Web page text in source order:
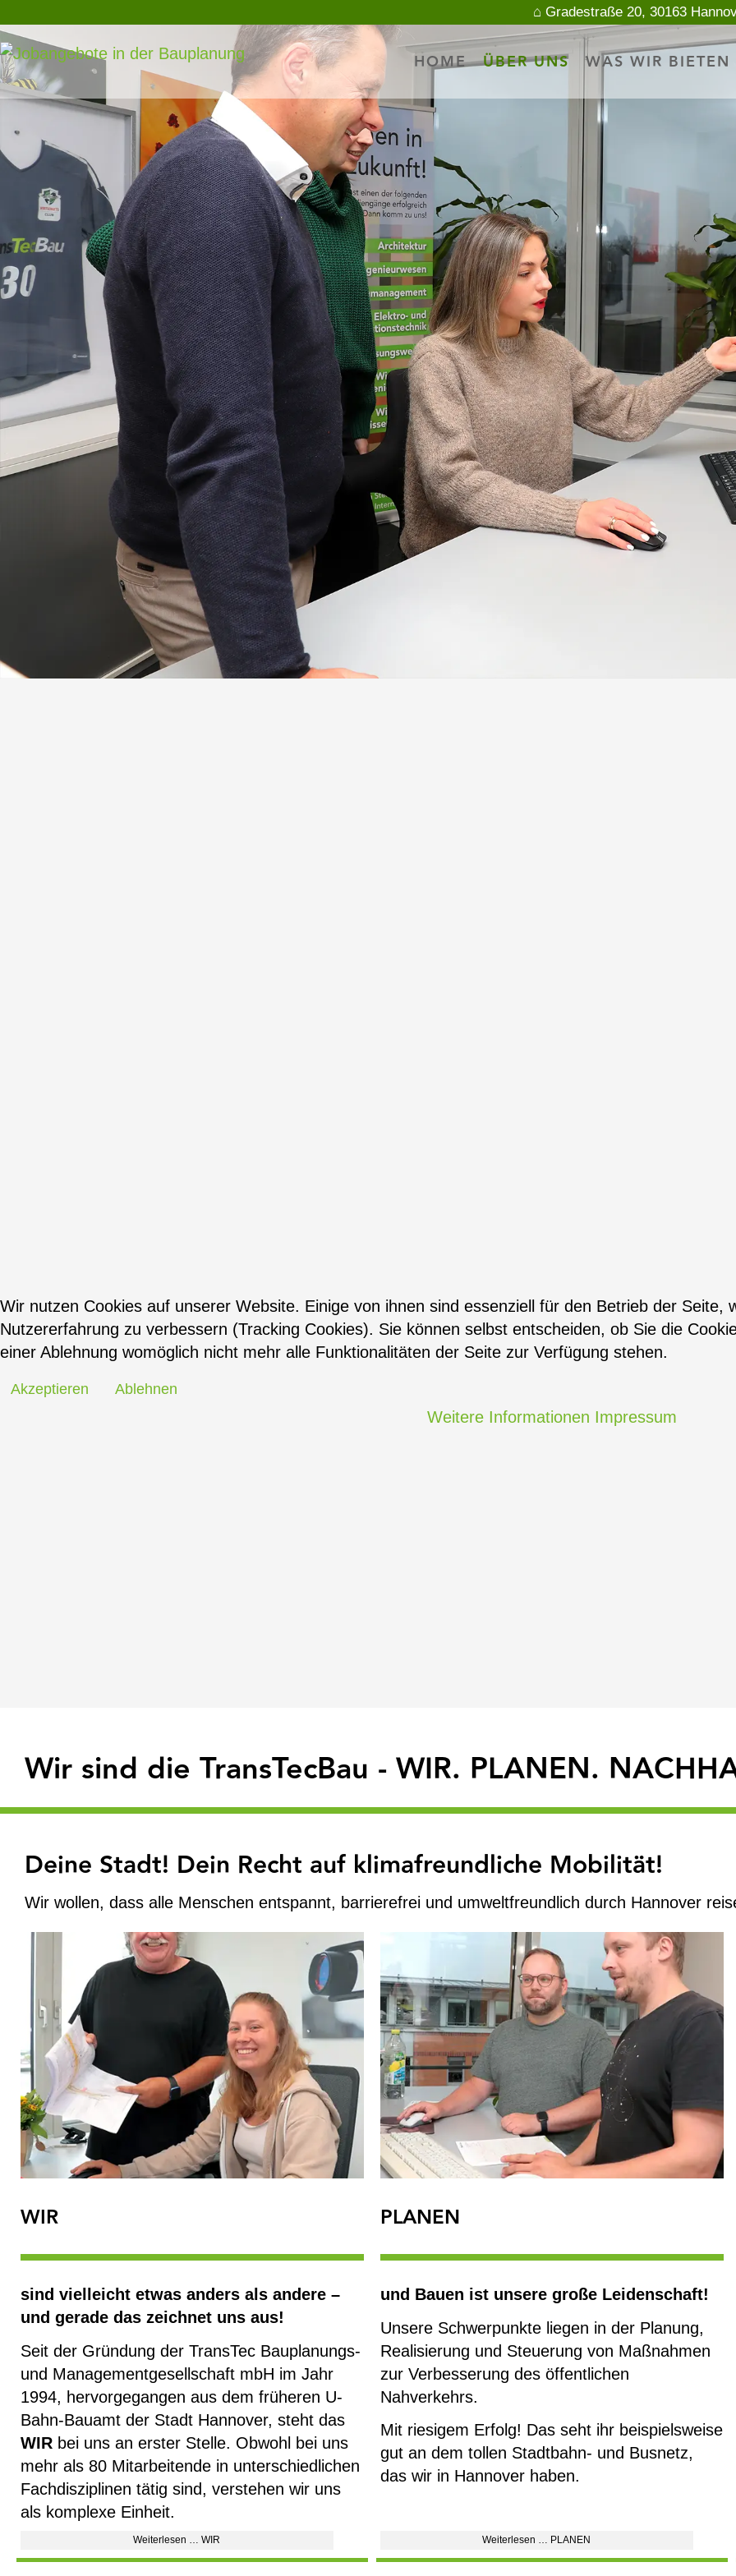
⌂ Gradestraße 20, 30163
HOME ÜBER UNS WAS WIR BIETEN
Wir sind die TransTecBau - WIR. PLANEN.
Deine Stadt! Dein Recht auf klimafreundliche Mobilität!
Wir wollen, dass alle Menschen entspannt, barrierefrei und umweltfreundlich durch Hannover
WIR
sind vielleicht etwas anders als andere –
und gerade das zeichnet uns aus!
Seit der Gründung der TransTec Bauplanungs-
und Managementgesellschaft mbH im Jahr
1994, hervorgegangen aus dem früheren U-
Bahn-Bauamt der Stadt Hannover, steht das
WIR bei uns an erster Stelle. Obwohl bei uns
mehr als 80 Mitarbeitende in unterschiedlichen
Fachdisziplinen tätig sind, verstehen wir uns
als komplexe Einheit.
Weiterlesen … WIR
PLANEN
und Bauen ist unsere große Leidenschaft!
Unsere Schwerpunkte liegen in der Planung,
Realisierung und Steuerung von Maßnahmen
zur Verbesserung des öffentlichen
Nahverkehrs.
Mit riesigem Erfolg! Das seht ihr beispielsweise
gut an dem tollen Stadtbahn- und Busnetz,
das wir in Hannover haben.
Weiterlesen … PLANEN
Wir nutzen Cookies auf unserer Website. Einige von ihnen sind essenziell für den Betrieb der Seite,
Nutzererfahrung zu verbessern (Tracking Cookies). Sie können selbst entscheiden, ob Sie die
einer Ablehnung womöglich nicht mehr alle Funktionalitäten der Seite zur Verfügung stehen.
Akzeptieren Ablehnen
Weitere Informationen Impressum